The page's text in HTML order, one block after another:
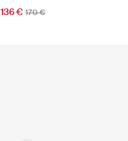
136 € 170 €